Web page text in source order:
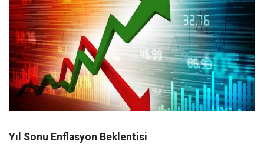
Yıl Sonu Enflasyon Beklentisi